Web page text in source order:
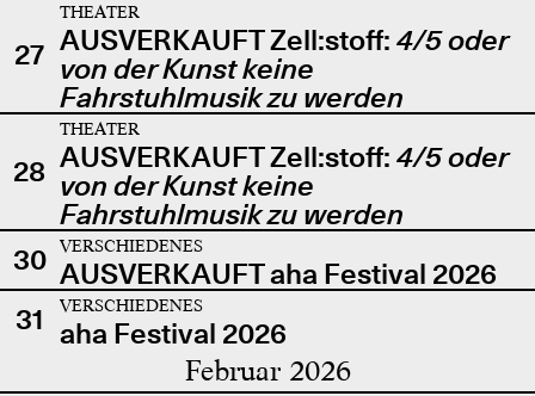
27
THEATER
AUSVERKAUFT Zell:stoff: 4/5 oder
von der Kunst keine
Fahrstuhlmusik zu werden
28
THEATER
AUSVERKAUFT Zell:stoff: 4/5 oder
von der Kunst keine
Fahrstuhlmusik zu werden
30
VERSCHIEDENES
AUSVERKAUFT aha Festival 2026
31
VERSCHIEDENES
aha Festival 2026
Februar 2026